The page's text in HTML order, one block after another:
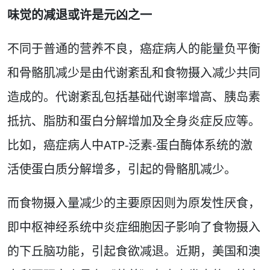
味觉的减退或许是元凶之一
不同于普通的营养不良，癌症病人的能量负平衡
和骨骼肌减少是由代谢紊乱和食物摄入减少共同
造成的。代谢紊乱包括基础代谢率增高、胰岛素
抵抗、脂肪和蛋白分解增加及全身炎症反应等。
比如，癌症病人中ATP-泛素-蛋白酶体系统的激
活使蛋白质分解增多，引起的骨骼肌减少。
而食物摄入量减少的主要原因则为原发性厌食，
即中枢神经系统中炎症细胞因子影响了食物摄入
的下丘脑功能，引起食欲减退。近期，美国和澳